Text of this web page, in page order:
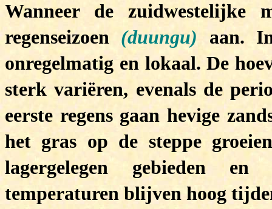
Wanneer de zuidwestelijke
regenseizoen (duungu) aan.
onregelmatig en lokaal. De
sterk variëren, evenals de
eerste regens gaan hevige
het gras op de steppe
lagergelegen gebieden en
temperaturen blijven hoog